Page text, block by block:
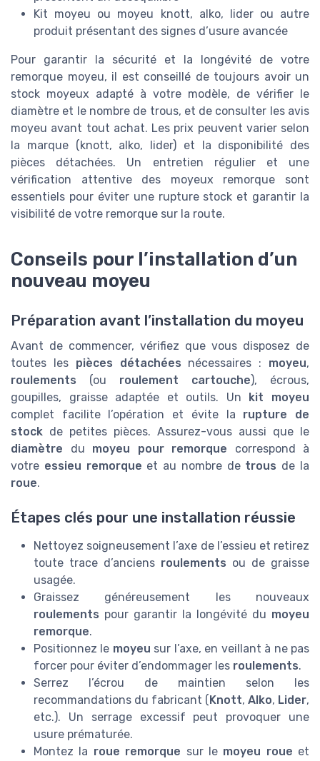
Kit moyeu ou moyeu knott, alko, lider ou autre
produit présentant des signes d’usure avancée
Pour garantir la sécurité et la longévité de votre
remorque moyeu, il est conseillé de toujours avoir un
stock moyeux adapté à votre modèle, de vérifier le
diamètre et le nombre de trous, et de consulter les avis
moyeu avant tout achat. Les prix peuvent varier selon
la marque (knott, alko, lider) et la disponibilité des
pièces détachées. Un entretien régulier et une
vérification attentive des moyeux remorque sont
essentiels pour éviter une rupture stock et garantir la
visibilité de votre remorque sur la route.
Conseils pour l’installation d’un
nouveau moyeu
Préparation avant l’installation du moyeu
Avant de commencer, vérifiez que vous disposez de
toutes les pièces détachées nécessaires : moyeu,
roulements (ou roulement cartouche), écrous,
goupilles, graisse adaptée et outils. Un kit moyeu
complet facilite l’opération et évite la rupture de
stock de petites pièces. Assurez-vous aussi que le
diamètre du moyeu pour remorque correspond à
votre essieu remorque et au nombre de trous de la
roue.
Étapes clés pour une installation réussie
Nettoyez soigneusement l’axe de l’essieu et retirez
toute trace d’anciens roulements ou de graisse
usagée.
Graissez généreusement les nouveaux
roulements pour garantir la longévité du moyeu
remorque.
Positionnez le moyeu sur l’axe, en veillant à ne pas
forcer pour éviter d’endommager les roulements.
Serrez l’écrou de maintien selon les
recommandations du fabricant (Knott, Alko, Lider,
etc.). Un serrage excessif peut provoquer une
usure prématurée.
Montez la roue remorque sur le moyeu roue et